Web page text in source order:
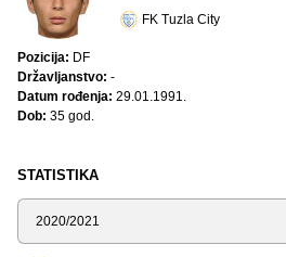
STATISTIKA
Sezona
FK Tuzla City
Pozicija: DF
Državljanstvo: -
Datum rođenja: 29.01.1991.
Dob: 35 god.